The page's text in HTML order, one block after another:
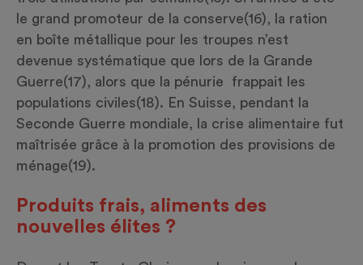
le grand promoteur de la conserve(16), la ration
en boîte métallique pour les troupes n’est
devenue systématique que lors de la Grande
Guerre(17), alors que la pénurie frappait les
populations civiles(18). En Suisse, pendant la
Seconde Guerre mondiale, la crise alimentaire fut
maîtrisée grâce à la promotion des provisions de
ménage(19).
Produits frais, aliments des
nouvelles élites ?